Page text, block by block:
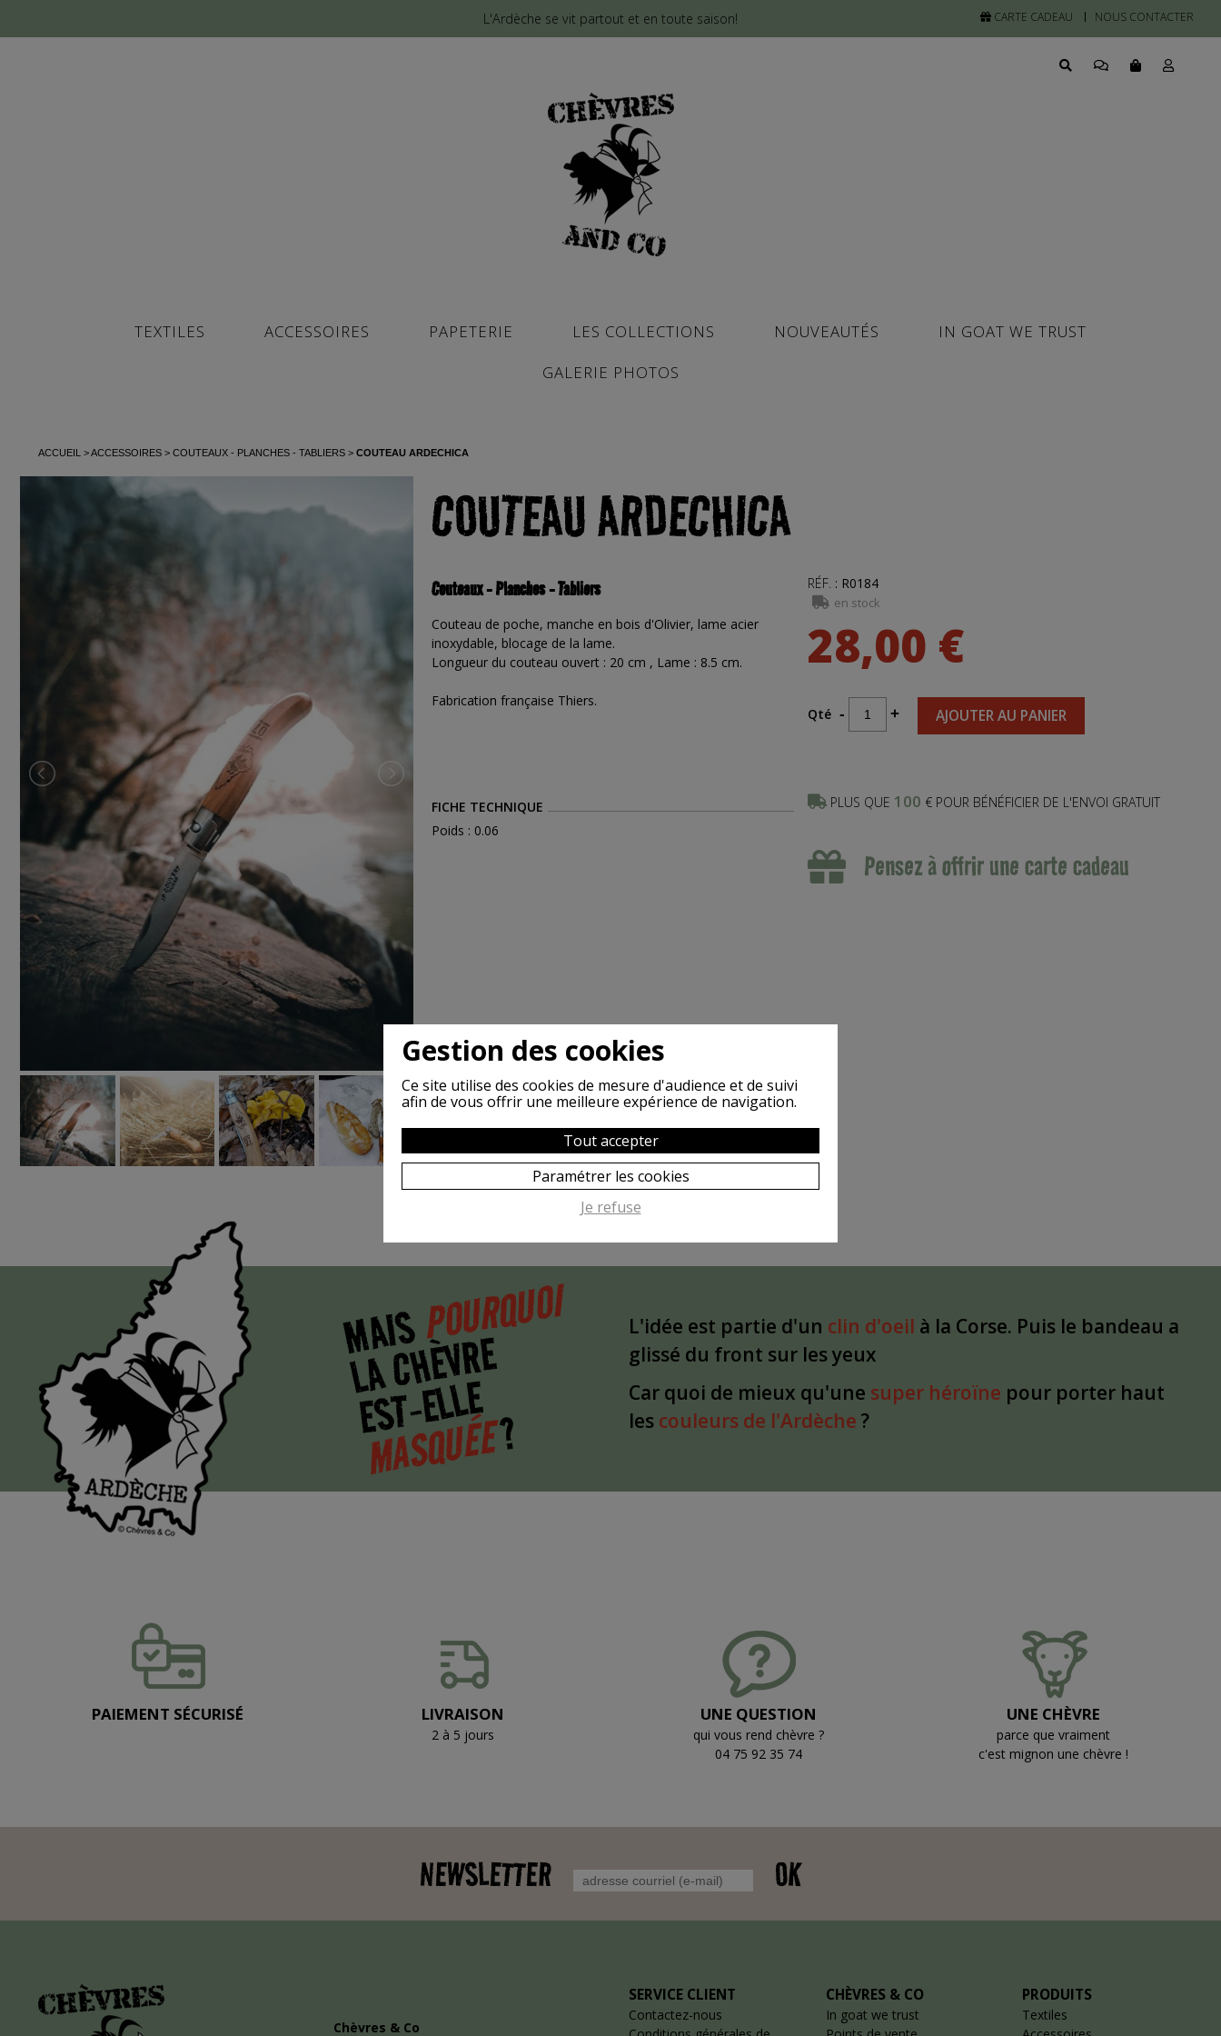
L'Ardèche se vit partout et en toute saison! CARTE CADEAU NOUS CONTACTER
TEXTILES ACCESSOIRES PAPETERIE LES COLLECTIONS NOUVEAUTÉS
IN GOAT WE TRUST
GALERIE PHOTOS
ACCUEIL ACCESSOIRES COUTEAUX - PLANCHES - TABLIERS COUTEAU ARDECHICA
COUTEAU ARDECHICA
RÉF. : R0184
en stock
28,00 €
Qté - + AJOUTER AU PANIER
PLUS QUE 100 € POUR BÉNÉFICIER DE L'ENVOI GRATUIT
Pensez à offrir une carte cadeau
Couteaux - Planches - Tabliers
Couteau de poche, manche en bois d'Olivier, lame acier
inoxydable, blocage de la lame.
Longueur du couteau ouvert : 20 cm , Lame : 8.5 cm.
Fabrication française Thiers.
FICHE TECHNIQUE
Poids : 0.06
MAISPOURQUOI
LA CHÈVRE
EST-ELLE
MASQUÉE?
L'idée est partie d'un clin d'oeil à la Corse. Puis le bandeau a
glissé du front sur les yeux
Car quoi de mieux qu'une super héroïne pour porter haut
les couleurs de l'Ardèche ?
PAIEMENT SÉCURISÉ LIVRAISON
2 à 5 jours
UNE QUESTION
qui vous rend chèvre ?
04 75 92 35 74
UNE CHÈVRE
parce que vraiment
c'est mignon une chèvre !
NEWSLETTER OK
Chèvres & Co
SERVICE CLIENT
Contactez-nous
CHÈVRES & CO
In goat we trust
PRODUITS
Textiles
Gestion des cookies
Ce site utilise des cookies de mesure d'audience et de suivi
afin de vous offrir une meilleure expérience de navigation.
Tout accepter
Paramétrer les cookies
Je refuse